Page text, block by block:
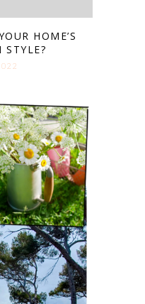
HOME’S
STYLE?